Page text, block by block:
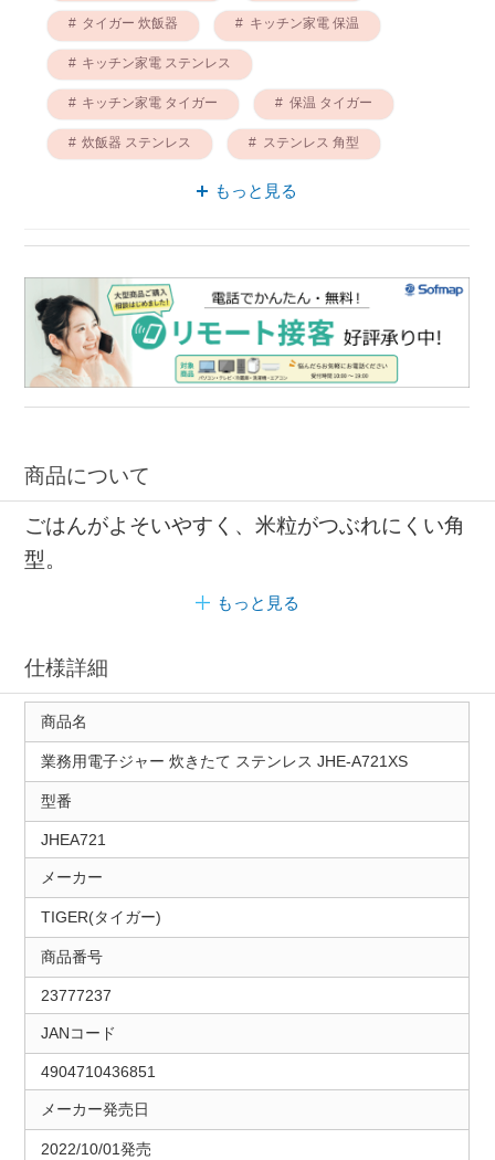
タイガー 炊飯器 キッチン家電 保温
キッチン家電 ステンレス
キッチン家電 タイガー 保温 タイガー
炊飯器 ステンレス ステンレス 角型
もっと見る
商品について
ごはんがよそいやすく、米粒がつぶれにくい角
型。
もっと見る
仕様詳細
商品名
業務用電子ジャー 炊きたて ステンレス JHE-A721XS
型番
JHEA721
メーカー
TIGER(タイガー)
商品番号
23777237
JANコード
4904710436851
メーカー発売日
2022/10/01発売